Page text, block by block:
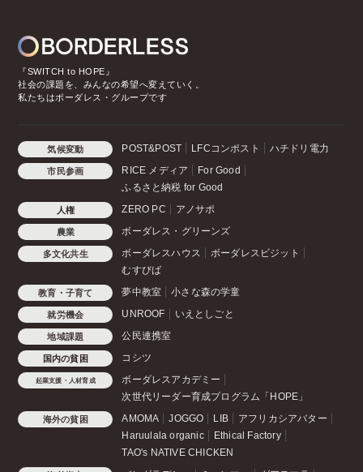
『SWITCH to HOPE』
社会の課題を、みんなの希望へ変えていく。
私たちはボーダレス・グループです
気候変動 POST&POST LFCコンポスト ハチドリ電力
市民参画 RICE メディア
For Good
ふるさと納税 for Good
人権 ZERO PC アノサポ
農業 ボーダレス・グリーンズ
多文化共生 ボーダレスハウス
ボーダレスビジット
むすびば
教育・子育て 夢中教室 小さな森の学童
就労機会 UNROOF いえとしごと
地域課題 公民連携室
国内の貧困 コシツ
起業支援・人材育成
ボーダレスアカデミー
次世代リーダー育成プログラム「HOPE」
海外の貧困 AMOMA JOGGO LIB
アフリカシアバター
Haruulala organic
Ethical Factory
TAO's NATIVE CHICKEN